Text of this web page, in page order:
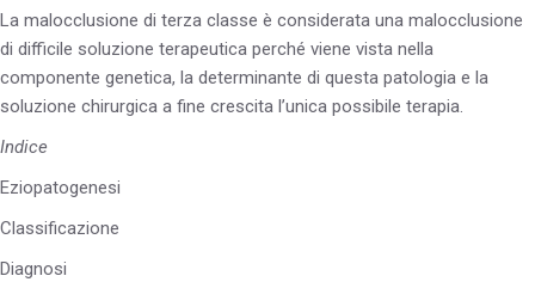
La malocclusione di terza classe è considerata una malocclusione
di difficile soluzione terapeutica perché viene vista nella
componente genetica, la determinante di questa patologia e la
soluzione chirurgica a fine crescita l’unica possibile terapia.
Indice
Eziopatogenesi
Classificazione
Diagnosi